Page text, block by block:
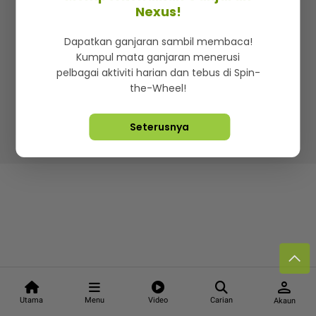
Utama Menu Video Carian
person
Akaun
Iklan di SMG360
Terma & Syarat Dasar Privasi
Lebih hot, viral dan sensasi
Hakcipta Terpelihara ©2026. Star Media Group Berhad
Nexus!
Dapatkan ganjaran sambil membaca!
Kumpul mata ganjaran menerusi
pelbagai aktiviti harian dan tebus di Spin-
the-Wheel!
Seterusnya